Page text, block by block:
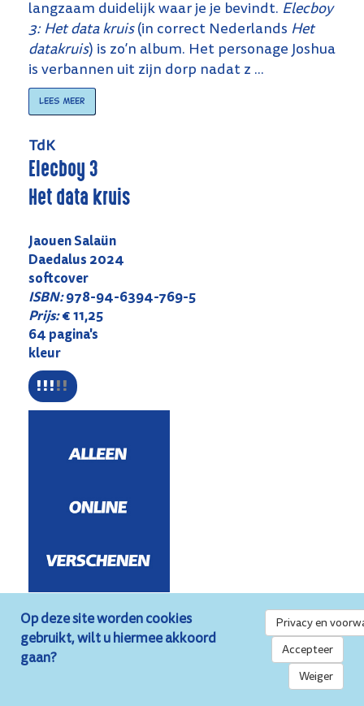
langzaam duidelijk waar je je bevindt. Elecboy
3: Het data kruis(in correct Nederlands Het
datakruis) is zo’n album. Het personage Joshua
is verbannen uit zijn dorp nadat z ...
Lees meer
TdK
Elecboy 3
Het data kruis
Jaouen Salaün
Daedalus 2024
softcover
ISBN:978-94-6394-769-5
Prijs:€ 11,25
64 pagina's
kleur
Op deze site worden cookies
gebruikt, wilt u hiermee akkoord
gaan?
Privacy en
Accepteer
Weiger